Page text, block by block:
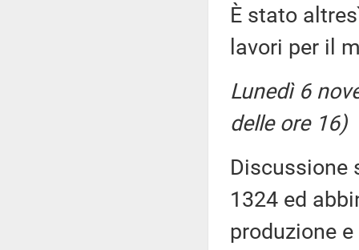
È stato
lavori per il
Lunedì 6
delle ore 16)
Discussione
1324 ed
produzione